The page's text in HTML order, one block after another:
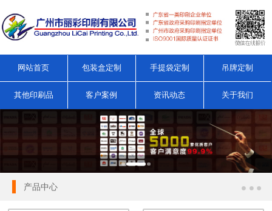
网站首页 包装盒定制 手提袋定制 吊牌定制
其他印刷品 客户案例 资讯动态 关于我们
产品中心